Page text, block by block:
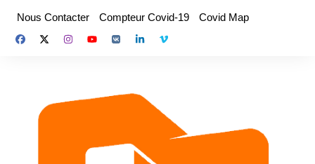
contenu
Nous Contacter Compteur Covid-19 Covid Map